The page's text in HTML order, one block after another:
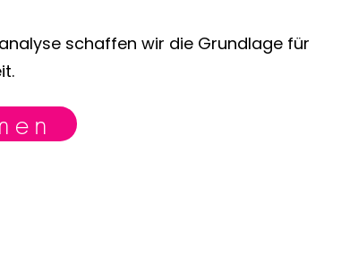
schaffen wir die Grundlage für